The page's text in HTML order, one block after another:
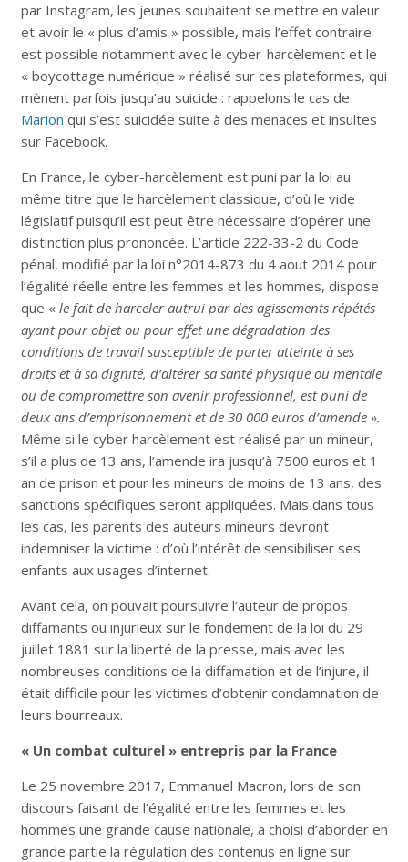
par Instagram, les jeunes souhaitent se mettre en valeur
et avoir le « plus d’amis » possible, mais l’effet contraire
est possible notamment avec le cyber-harcèlement et le
« boycottage numérique » réalisé sur ces plateformes, qui
mènent parfois jusqu’au suicide : rappelons le cas de
Marion qui s’est suicidée suite à des menaces et insultes
sur Facebook.
En France, le cyber-harcèlement est puni par la loi au
même titre que le harcèlement classique, d’où le vide
législatif puisqu’il est peut être nécessaire d’opérer une
distinction plus prononcée. L’article 222-33-2 du Code
pénal, modifié par la loi n°2014-873 du 4 aout 2014 pour
l’égalité réelle entre les femmes et les hommes, dispose
que « le fait de harceler autrui par des agissements répétés
ayant pour objet ou pour effet une dégradation des
conditions de travail susceptible de porter atteinte à ses
droits et à sa dignité, d’altérer sa santé physique ou mentale
ou de compromettre son avenir professionnel, est puni de
deux ans d’emprisonnement et de 30 000 euros d’amende ».
Même si le cyber harcèlement est réalisé par un mineur,
s’il a plus de 13 ans, l’amende ira jusqu’à 7500 euros et 1
an de prison et pour les mineurs de moins de 13 ans, des
sanctions spécifiques seront appliquées. Mais dans tous
les cas, les parents des auteurs mineurs devront
indemniser la victime : d’où l’intérêt de sensibiliser ses
enfants aux usages d’internet.
Avant cela, on pouvait poursuivre l’auteur de propos
diffamants ou injurieux sur le fondement de la loi du 29
juillet 1881 sur la liberté de la presse, mais avec les
nombreuses conditions de la diffamation et de l’injure, il
était difficile pour les victimes d’obtenir condamnation de
leurs bourreaux.
« Un combat culturel » entrepris par la France
Le 25 novembre 2017, Emmanuel Macron, lors de son
discours faisant de l’égalité entre les femmes et les
hommes une grande cause nationale, a choisi d’aborder en
grande partie la régulation des contenus en ligne sur